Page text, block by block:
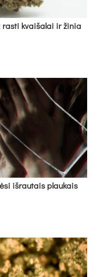
kvai­ša­lai ir ži­nia
iš­rau­tais plau­kais